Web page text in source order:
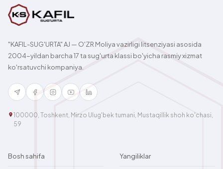
"KAFIL-SUG'URTA" AJ — O'ZR Moliya vazirligi litsenziyasi asosida
2004-yildan barcha 17 ta sug'urta klassi bo'yicha rasmiy xizmat
ko'rsatuvchi kompaniya.
100000, Toshkent, Mirzo Ulug'bek tumani, Mustaqillik shoh ko'chasi,
59
Bosh sahifa Yangiliklar